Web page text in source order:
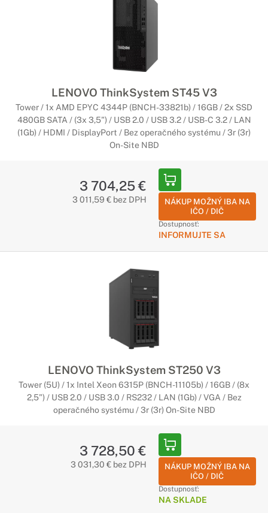
kanceláriu, servery Lenovo ThinkSystem Tower sú tou pravou
Servery Lenovo ThinkSystem RACK
Flexibilné serverové riešenia do racku
Ak potrebujete ľahko rozšíriteľné a flexibilné serverové
riešenie do rackovej skrine, servery Lenovo ThinkSystem
Rack sú tým pravým riešením pre vaše podnikanie.
Rackové skrine a príslušenstvo
Navrhnuté pre čo najširšie spektrum
Dátový rozvádzač je perfektný pre použitie ako hlavný
rozvádzač v sieťových inštaláciách, ale aj ako podružný
rozvádzač pre horizontálne chrbticové vedenie
LENOVO ThinkSystem ST45 V3
Tower / 1x AMD EPYC 4344P (BNCH-33821b) / 16GB / 2x SSD
480GB SATA / (3x 3,5") / USB 2.0 / USB 3.2 / USB-C 3.2 / LAN
(1Gb) / HDMI / DisplayPort / Bez operačného systému / 3r (3r)
On-Site NBD
3 704,25 €
3 011,59 € bez DPH
NÁKUP MOŽNÝ IBA NA
IČO / DIČ
Dostupnosť:
INFORMUJTE SA
LENOVO ThinkSystem ST250 V3
Tower (5U) / 1x Intel Xeon 6315P (BNCH-11105b) / 16GB / (8x
2,5") / USB 2.0 / USB 3.0 / RS232 / LAN (1Gb) / VGA / Bez
operačného systému / 3r (3r) On-Site NBD
3 728,50 €
3 031,30 € bez DPH
NÁKUP MOŽNÝ IBA NA
IČO / DIČ
Dostupnosť:
NA SKLADE